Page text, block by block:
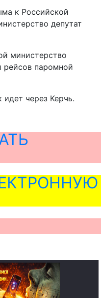
к Российской
депутат
министерство
рейсов паромной
через Керчь.